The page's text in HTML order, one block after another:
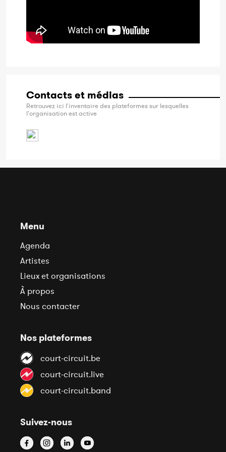
Contacts et médias
Retrouvez ici l'inventaire des plateformes sur lesquelles
l'organisation est active
Menu
Agenda
Artistes
Lieux et organisations
À propos
Nous contacter
Nos plateformes
court-circuit.be
court-circuit.live
court-circuit.band
Suivez-nous